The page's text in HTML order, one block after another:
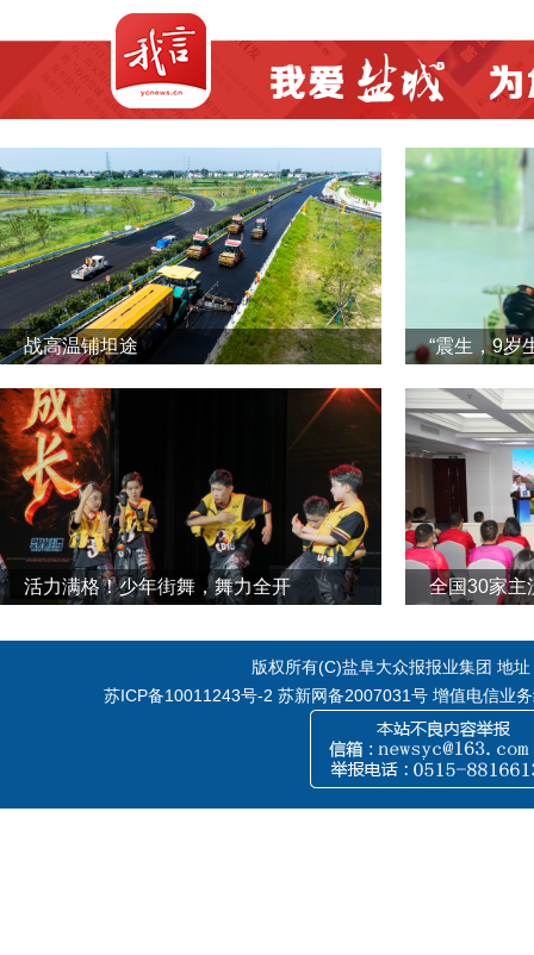
战高温铺坦途 “震生，9岁
活力满格！少年街舞，舞力全开 全国30家主
版权所有(C)盐阜大众报报业集团 地
苏ICP备10011243号-2 苏新网备2007031号 增值电信业